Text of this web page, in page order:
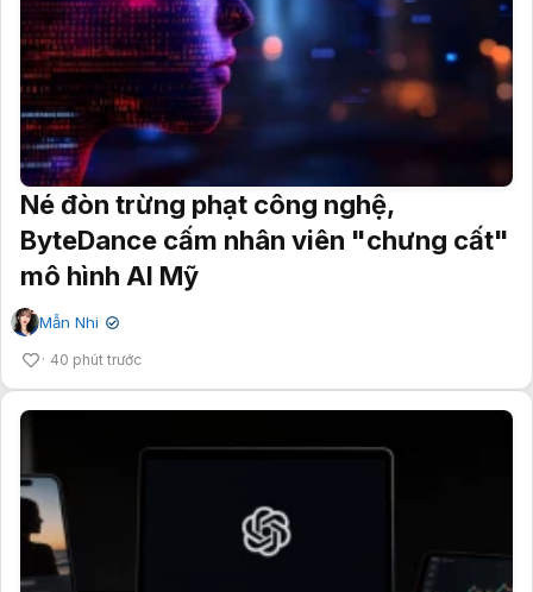
Né đòn trừng phạt công nghệ,
ByteDance cấm nhân viên "chưng cất"
mô hình AI Mỹ
Mẫn Nhi ✔
40 phút trước